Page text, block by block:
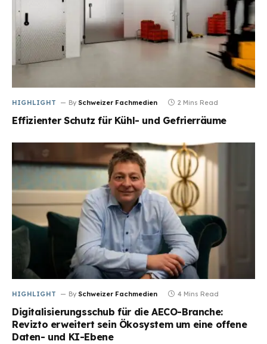
HIGHLIGHT By Schweizer Fachmedien 2 Mins Read
Effizienter Schutz für Kühl- und Gefrierräume
HIGHLIGHT By Schweizer Fachmedien 4 Mins Read
Digitalisierungsschub für die AECO-Branche:
Revizto erweitert sein Ökosystem um eine offene
Daten- und KI-Ebene